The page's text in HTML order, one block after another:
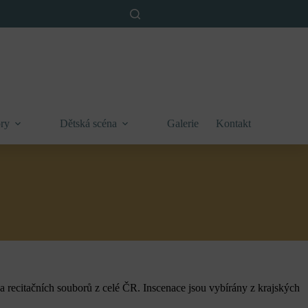
Dětská scéna Galerie Kontakt
souborů z celé ČR. Inscenace jsou vybírány z krajských